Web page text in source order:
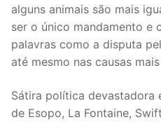
alguns animais são mais
ser o único mandamento e
palavras como a disputa
até mesmo nas causas
Sátira política devastadora
de Esopo, La Fontaine,